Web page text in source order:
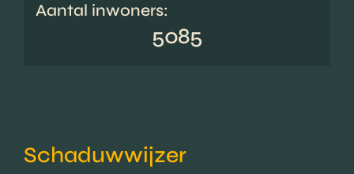
Aantal inwoners:
5085
Schaduwwijzer